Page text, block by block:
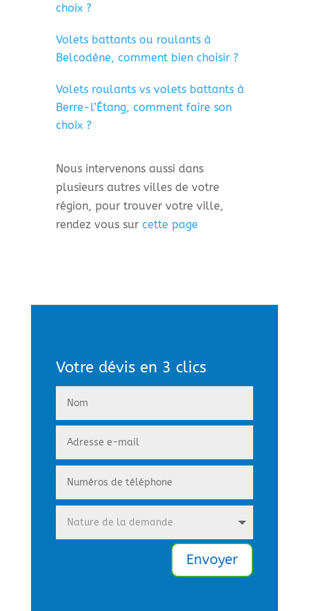
choix ?
Volets battants ou roulants à
Belcodène, comment bien choisir ?
Volets roulants vs volets battants à
Berre-l’Étang, comment faire son
choix ?
Nous intervenons aussi dans
plusieurs autres villes de votre
région, pour trouver votre ville,
rendez vous sur cette page
Votre dévis en 3 clics
Envoyer